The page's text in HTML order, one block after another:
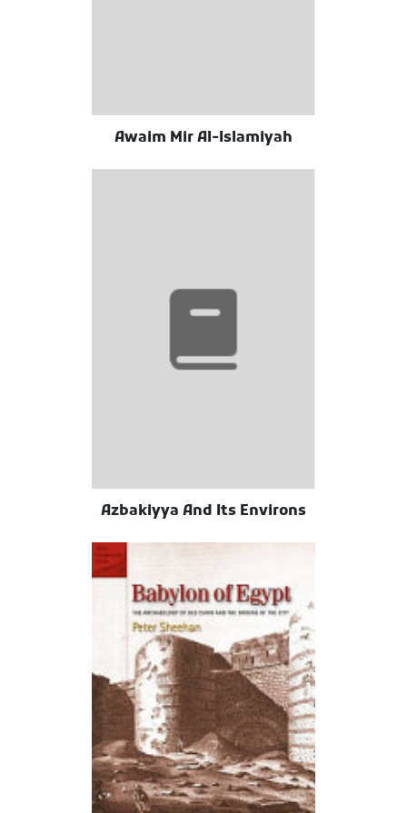
Awaim Mir Al-Islamiyah
Azbakiyya And Its Environs